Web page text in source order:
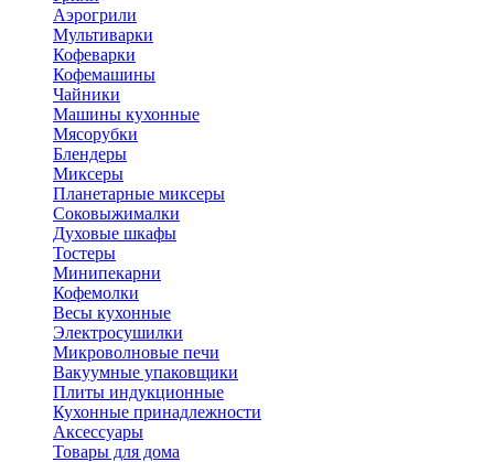
Аэрогрили
Мультиварки
Кофеварки
Кофемашины
Чайники
Машины кухонные
Мясорубки
Блендеры
Миксеры
Планетарные миксеры
Соковыжималки
Духовые шкафы
Тостеры
Минипекарни
Кофемолки
Весы кухонные
Электросушилки
Микроволновые печи
Вакуумные упаковщики
Плиты индукционные
Кухонные принадлежности
Аксессуары
Товары для дома